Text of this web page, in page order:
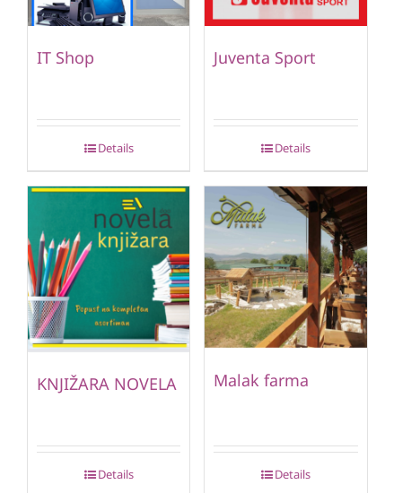
IT Shop
Details
Juventa Sport
Details
KNJIŽARA NOVELA
Details
Malak farma
Details